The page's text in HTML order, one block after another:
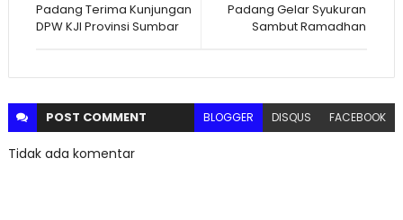
Padang Gelar Syukuran
Sambut Ramadhan
Padang Terima Kunjungan
DPW KJI Provinsi Sumbar
POST COMMENT BLOGGER DISQUS FACEBOOK
Tidak ada komentar